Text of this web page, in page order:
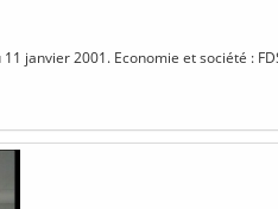
11 janvier 2001. Economie et société :